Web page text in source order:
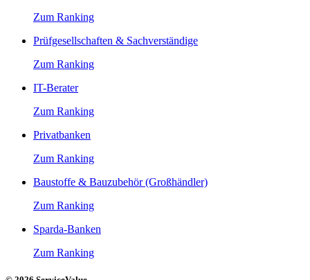
Zum Ranking
Prüfgesellschaften & Sachverständige
Zum Ranking
IT-Berater
Zum Ranking
Privatbanken
Zum Ranking
Baustoffe & Bauzubehör (Großhändler)
Zum Ranking
Sparda-Banken
Zum Ranking